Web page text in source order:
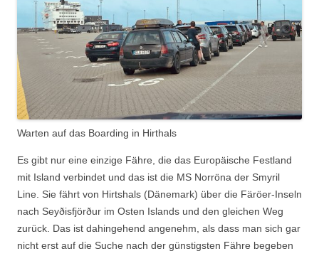
Warten auf das Boarding in Hirthals
Es gibt nur eine einzige Fähre, die das Europäische Festland
mit Island verbindet und das ist die MS Norröna der Smyril
Line. Sie fährt von Hirtshals (Dänemark) über die Färöer-Inseln
nach Seyðisfjörður im Osten Islands und den gleichen Weg
zurück. Das ist dahingehend angenehm, als dass man sich gar
nicht erst auf die Suche nach der günstigsten Fähre begeben